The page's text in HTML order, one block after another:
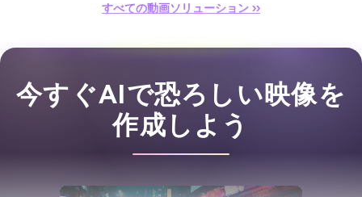
すべての動画ソリューション ››
今すぐAIで恐ろしい映像を
作成しよう